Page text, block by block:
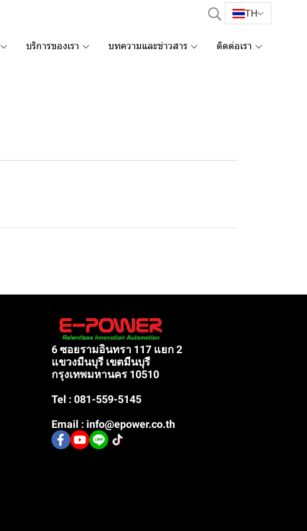
TH
บริการของเรา บทความและข่าวสาร ติดต่อเรา
6 ซอยรามอินทรา 117 แยก 2
แขวงมีนบุรี เขตมีนบุรี
กรุงเทพมหานคร 10510
Tel : 081-559-5145
Email : info@epower.co.th